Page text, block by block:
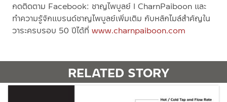
กดติดตาม Facebook: ชาญไพบูลย์ l CharnPaiboon และ
ทำความรู้จักแบรนด์ชาญไพบูลย์เพิ่มเติม กับหลักไมล์สำคัญใน
วาระครบรอบ 50 ปีได้ที่ www.charnpaiboon.com
RELATED STORY